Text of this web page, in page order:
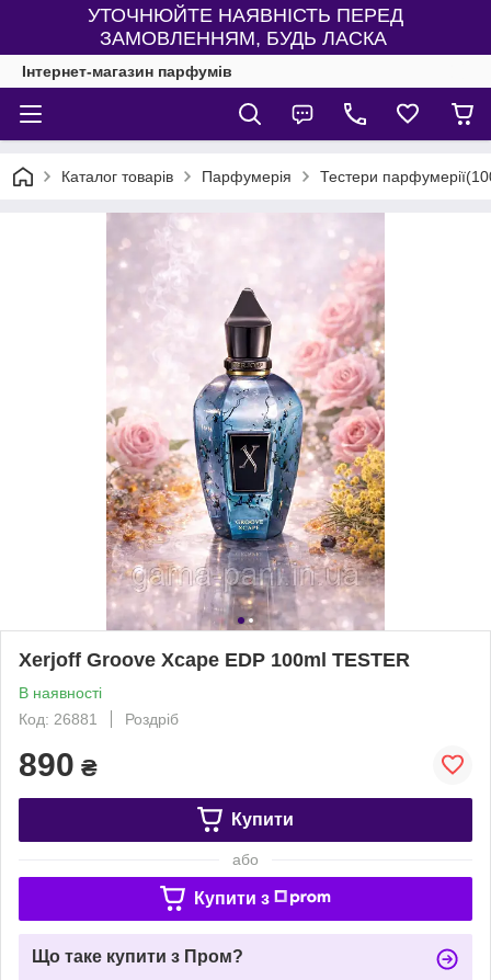
УТОЧНЮЙТЕ НАЯВНІСТЬ ПЕРЕД
ЗАМОВЛЕННЯМ, БУДЬ ЛАСКА
Інтернет-магазин парфумів
Каталог товарів Парфумерія Тестери
Xerjoff Groove Xcape EDP 100ml TESTER
В наявності
Код: 26881
Роздріб
890 ₴
Купити
або
Купити з
Що таке купити з Пром?